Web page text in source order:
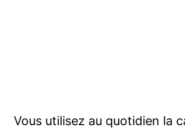
Vous utilisez au quotidien la